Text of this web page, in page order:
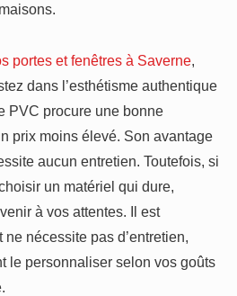
portes et fenêtres à Saverne,
dans l’esthétisme authentique
PVC procure une bonne
prix moins élevé. Son avantage
aucun entretien. Toutefois, si
un matériel qui dure,
à vos attentes. Il est
nécessite pas d’entretien,
le personnaliser selon vos goûts